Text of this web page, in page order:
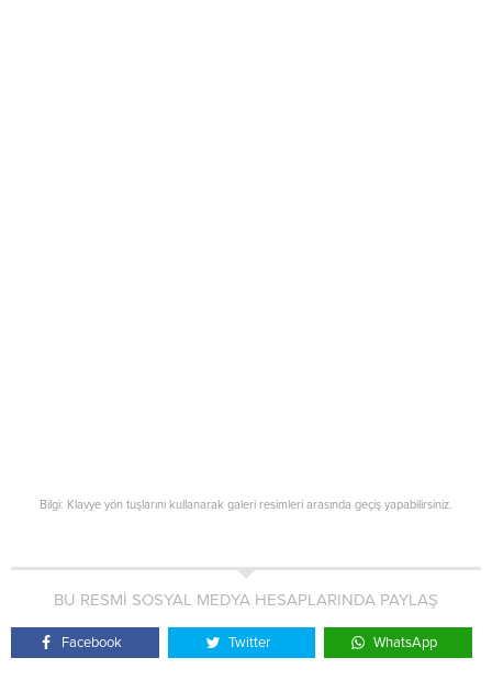
Bilgi: Klavye yön tuşlarını kullanarak galeri resimleri arasında geçiş yapabilirsiniz.
BU RESMİ SOSYAL MEDYA HESAPLARINDA PAYLAŞ
Facebook Twitter WhatsApp